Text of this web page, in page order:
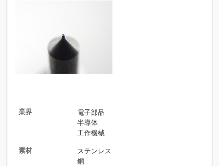
業界
電子部品
半導体
工作機械
素材
ステンレス
鋼